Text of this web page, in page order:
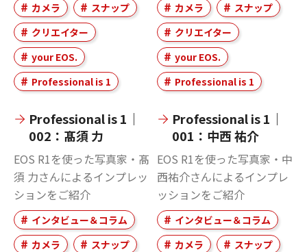
カメラ
スナップ
クリエイター
your EOS.
Professional is 1
カメラ
スナップ
クリエイター
your EOS.
Professional is 1
Professional is 1｜
002：髙須 力
EOS R1を使った写真家・髙
須 力さんによるインプレッ
ションをご紹介
インタビュー＆コラム
カメラ
スナップ
Professional is 1｜
001：中西 祐介
EOS R1を使った写真家・中
西祐介さんによるインプレ
ッションをご紹介
インタビュー＆コラム
カメラ
スナップ